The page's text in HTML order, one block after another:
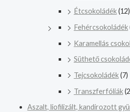
Étcsokoládék(12)
Fehércsokoládék
Karamellás
Süthető
Tejcsokoládék(7)
Transzferfóliák
Aszalt, liofilizált, kandírozott